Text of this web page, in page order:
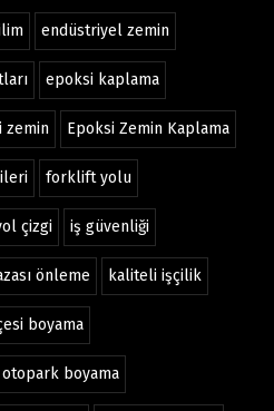
endüstriyel zemin
epoksi kaplama
zemin Epoksi Zemin Kaplama
forklift yolu
çizgi iş güvenliği
önleme kaliteli işçilik
boyama
otopark boyama